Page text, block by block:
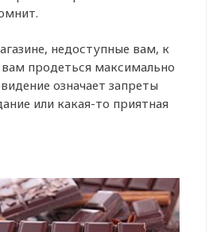
недоступные вам, к
продеться максимально
означает запреты
или какая-то приятная